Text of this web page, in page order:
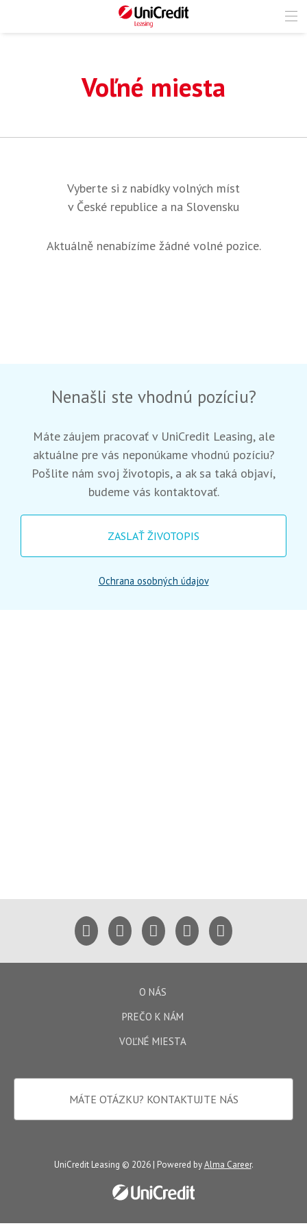
Voľné miesta
Vyberte si z nabídky volných míst
v České republice a na Slovensku
Aktuálně nenabízíme žádné volné pozice.
Nenašli ste vhodnú pozíciu?
Máte záujem pracovať v UniCredit Leasing, ale
aktuálne pre vás neponúkame vhodnú pozíciu?
Pošlite nám svoj životopis, a ak sa taká objaví,
budeme vás kontaktovať.
ZASLAŤ ŽIVOTOPIS
Ochrana osobných údajov
O NÁS
PREČO K NÁM
VOĽNÉ MIESTA
MÁTE OTÁZKU? KONTAKTUJTE NÁS
UniCredit Leasing © 2026 | Powered byAlma Career.